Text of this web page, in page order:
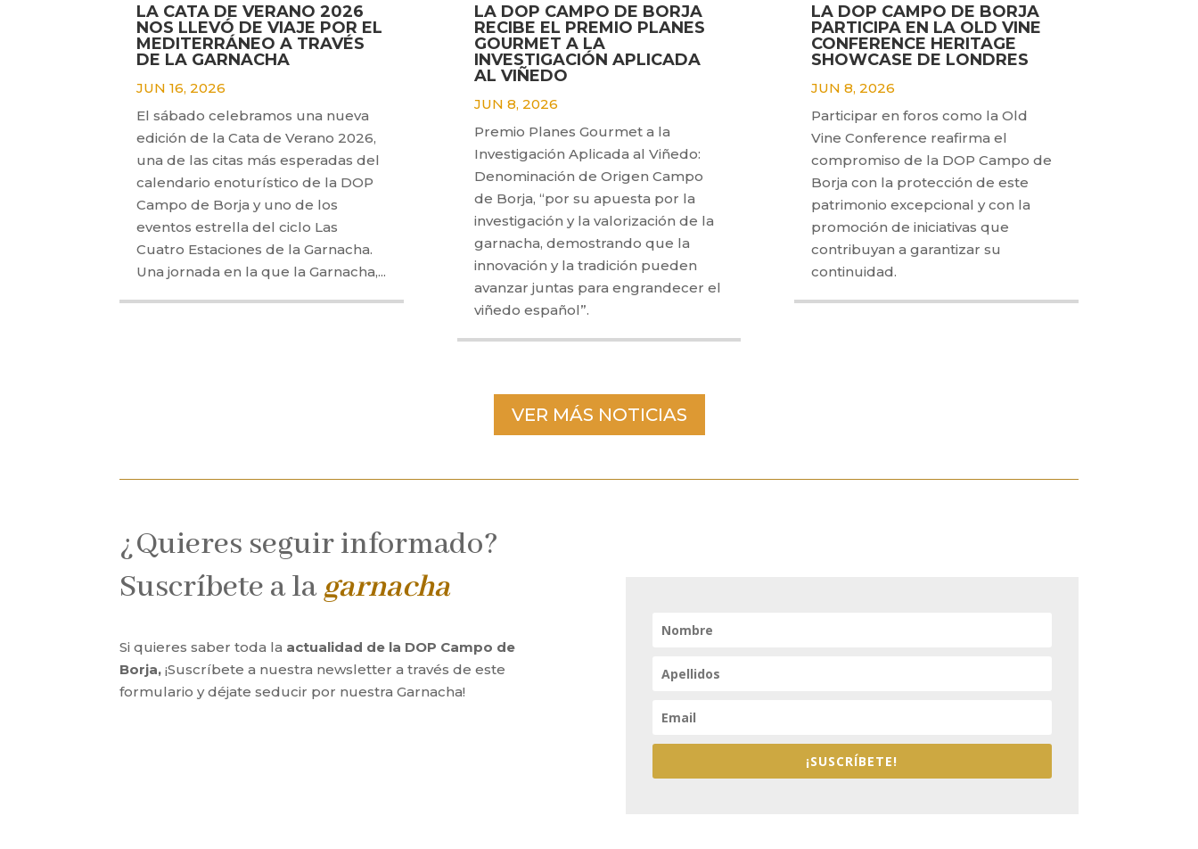
LA CATA DE VERANO 2026
NOS LLEVÓ DE VIAJE POR EL
MEDITERRÁNEO A TRAVÉS
DE LA GARNACHA
JUN 16, 2026
El sábado celebramos una nueva
edición de la Cata de Verano 2026,
una de las citas más esperadas del
calendario enoturístico de la DOP
Campo de Borja y uno de los
eventos estrella del ciclo Las
Cuatro Estaciones de la Garnacha.
Una jornada en la que la Garnacha,...
LA DOP CAMPO DE BORJA
RECIBE EL PREMIO PLANES
GOURMET A LA
INVESTIGACIÓN APLICADA
AL VIÑEDO
JUN 8, 2026
Premio Planes Gourmet a la
Investigación Aplicada al Viñedo:
Denominación de Origen Campo
de Borja, “por su apuesta por la
investigación y la valorización de la
garnacha, demostrando que la
innovación y la tradición pueden
avanzar juntas para engrandecer el
viñedo español”.
LA DOP CAMPO DE BORJA
PARTICIPA EN LA OLD VINE
CONFERENCE HERITAGE
SHOWCASE DE LONDRES
JUN 8, 2026
Participar en foros como la Old
Vine Conference reafirma el
compromiso de la DOP Campo de
Borja con la protección de este
patrimonio excepcional y con la
promoción de iniciativas que
contribuyan a garantizar su
continuidad.
VER MÁS NOTICIAS
¿Quieres seguir informado?
Suscríbete a lagarnacha
Si quieres saber toda la actualidad de la DOP Campo de
Borja, ¡Suscríbete a nuestra newsletter a través de este
formulario y déjate seducir por nuestra Garnacha!
¡SUSCRÍBETE!